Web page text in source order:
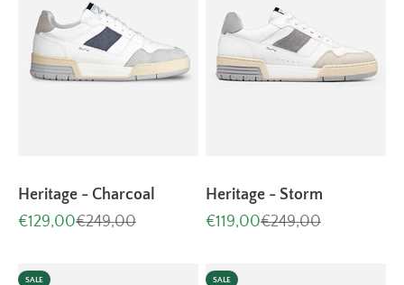
Heritage - Charcoal
Aanbiedingsprijs
€129,00Normale prijs
€249,00
Heritage - Storm
Aanbiedingsprijs
€119,00Normale prijs
€249,00
SALE SALE